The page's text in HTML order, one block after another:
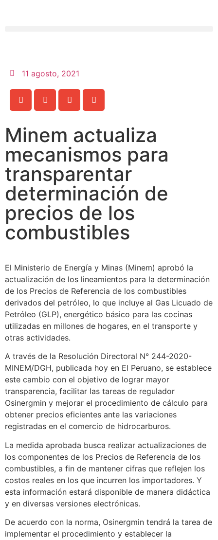
11 agosto, 2021
Minem actualiza
mecanismos para
transparentar
determinación de
precios de los
combustibles
El Ministerio de Energía y Minas (Minem) aprobó la
actualización de los lineamientos para la determinación
de los Precios de Referencia de los combustibles
derivados del petróleo, lo que incluye al Gas Licuado de
Petróleo (GLP), energético básico para las cocinas
utilizadas en millones de hogares, en el transporte y
otras actividades.
A través de la Resolución Directoral N° 244-2020-
MINEM/DGH, publicada hoy en El Peruano, se establece
este cambio con el objetivo de lograr mayor
transparencia, facilitar las tareas de regulador
Osinergmin y mejorar el procedimiento de cálculo para
obtener precios eficientes ante las variaciones
registradas en el comercio de hidrocarburos.
La medida aprobada busca realizar actualizaciones de
los componentes de los Precios de Referencia de los
combustibles, a fin de mantener cifras que reflejen los
costos reales en los que incurren los importadores. Y
esta información estará disponible de manera didáctica
y en diversas versiones electrónicas.
De acuerdo con la norma, Osinergmin tendrá la tarea de
implementar el procedimiento y establecer la